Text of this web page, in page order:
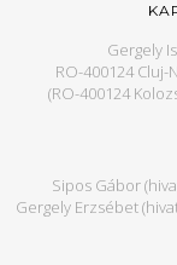
Gergely
RO-400124
(RO-400124
Sipos Gábor
Gergely Erzsébet